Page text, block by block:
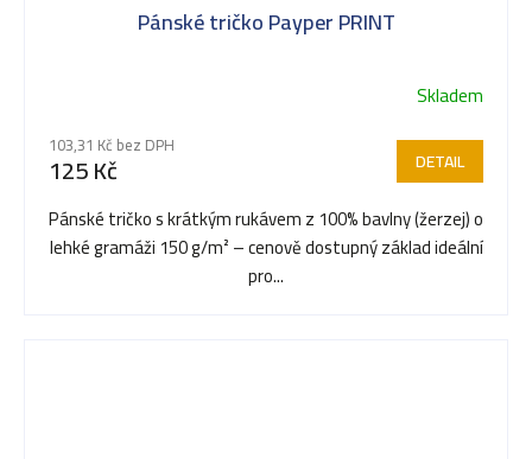
Pánské tričko Payper PRINT
Skladem
103,31 Kč bez DPH
125 Kč DETAIL
Pánské tričko s krátkým rukávem z 100% bavlny (žerzej) o
lehké gramáži 150 g/m² – cenově dostupný základ ideální
pro...